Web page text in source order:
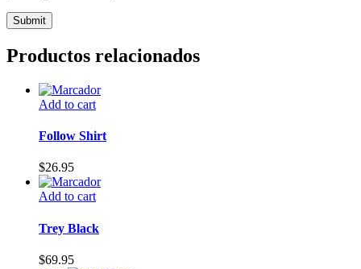
Productos relacionados
Add to cart
Follow Shirt
$26.95
Add to cart
Trey Black
$69.95